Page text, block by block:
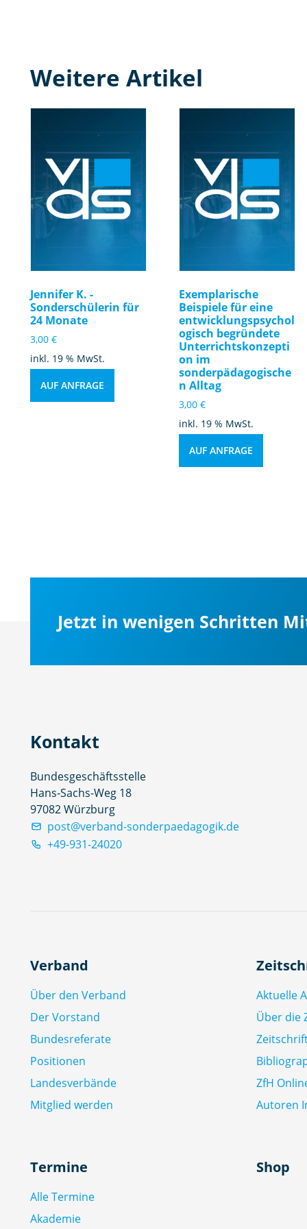
Weitere Artikel
Jennifer K. -
Sonderschülerin für
24 Monate
3,00 €
inkl. 19 % MwSt.
AUF ANFRAGE
Exemplarische
Beispiele für eine
entwicklungspsychol
ogisch begründete
Unterrichtskonzepti
on im
sonderpädagogische
n Alltag
3,00€
inkl. 19 % MwSt.
AUF ANFRAGE
Jetzt in wenigen Schritten
Kontakt
Bundesgeschäftsstelle
Hans-Sachs-Weg 18
97082 Würzburg
post@verband-sonderpaedagogik.de
+49-931-24020
Verband
Über den Verband
Der Vorstand
Bundesreferate
Positionen
Landesverbände
Mitglied werden
Aktuelle
Über die
ZfH
Autoren
Termine
Alle Termine
Akademie
Shop